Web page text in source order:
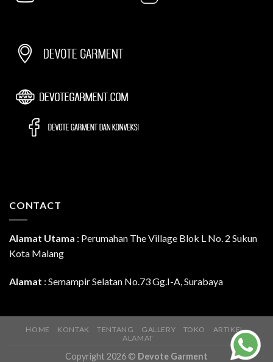
CONTACT
Alamat Utama : Perumahan The Village Blok L No. 2 Sukun
Kota Malang
Alamat : Semampir Selatan No.73 Gg.I-A, Surabaya
HOME KONTAK TENTANG GALLERY TOKO
ARTIKEL
ALAMAT
Copyright 2026 © Devote Garment